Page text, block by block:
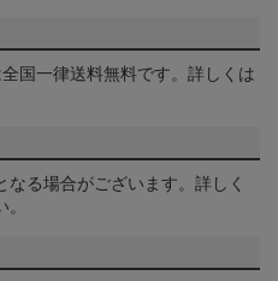
国一律送料無料です。詳しくは
る場合がございます。詳しく